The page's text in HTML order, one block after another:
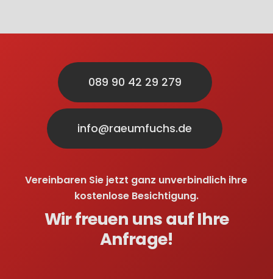
089 90 42 29 279
info@raeumfuchs.de
Vereinbaren Sie jetzt ganz unverbindlich ihre
kostenlose Besichtigung.
Wir freuen uns auf Ihre
Anfrage!